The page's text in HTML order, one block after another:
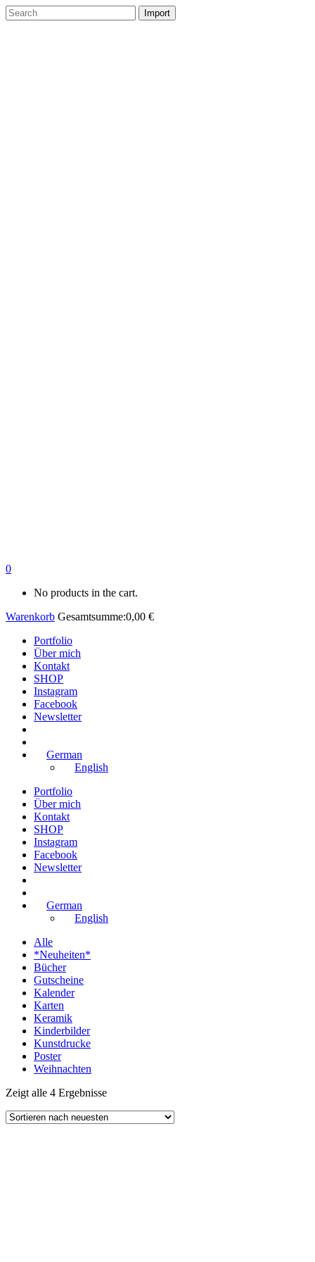
0
No products in the cart.
Warenkorb Gesamtsumme:0,00 €
Portfolio
Über mich
Kontakt
SHOP
Instagram
Facebook
Newsletter
German
English
Portfolio
Über mich
Kontakt
SHOP
Instagram
Facebook
Newsletter
German
English
Alle
*Neuheiten*
Bücher
Gutscheine
Kalender
Karten
Keramik
Kinderbilder
Kunstdrucke
Poster
Weihnachten
Zeigt alle 4 Ergebnisse